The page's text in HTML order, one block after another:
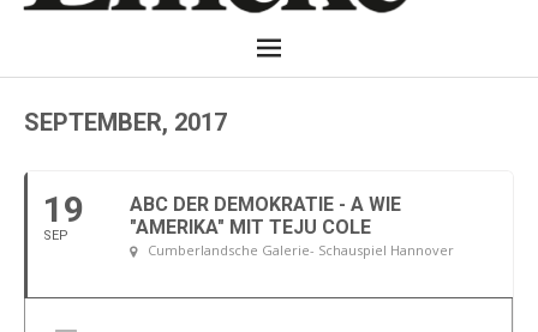
SEPTEMBER, 2017
19
SEP
ABC DER DEMOKRATIE - A WIE
"AMERIKA" MIT TEJU COLE
Cumberlandsche Galerie- Schauspiel Hannover